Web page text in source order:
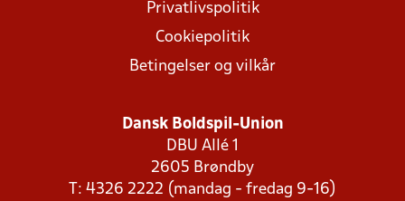
Privatlivspolitik
Cookiepolitik
Betingelser og vilkår
Dansk Boldspil-Union
DBU Allé 1
2605 Brøndby
T: 4326 2222 (mandag - fredag 9-16)